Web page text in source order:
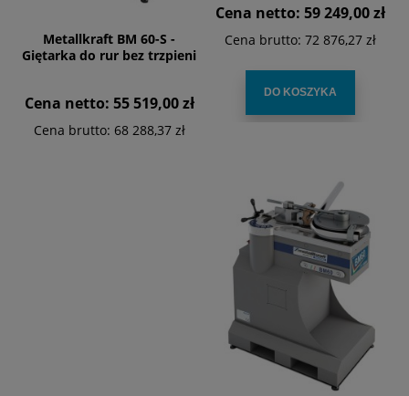
Metallkraft BM 60-S -
Giętarka do rur bez trzpieni
Cena netto: 55 519,00 zł
Cena brutto: 68 288,37 zł
Cena netto: 59 249,00 zł
Cena brutto: 72 876,27 zł
DO KOSZYKA